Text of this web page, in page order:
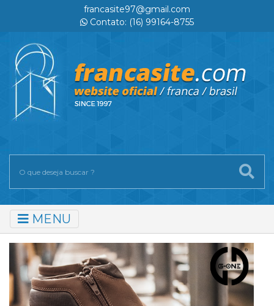
francasite97@gmail.com
Contato: (16) 99164-8755
MENU